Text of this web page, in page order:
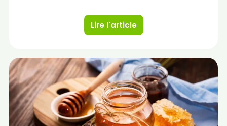
Lire l'article